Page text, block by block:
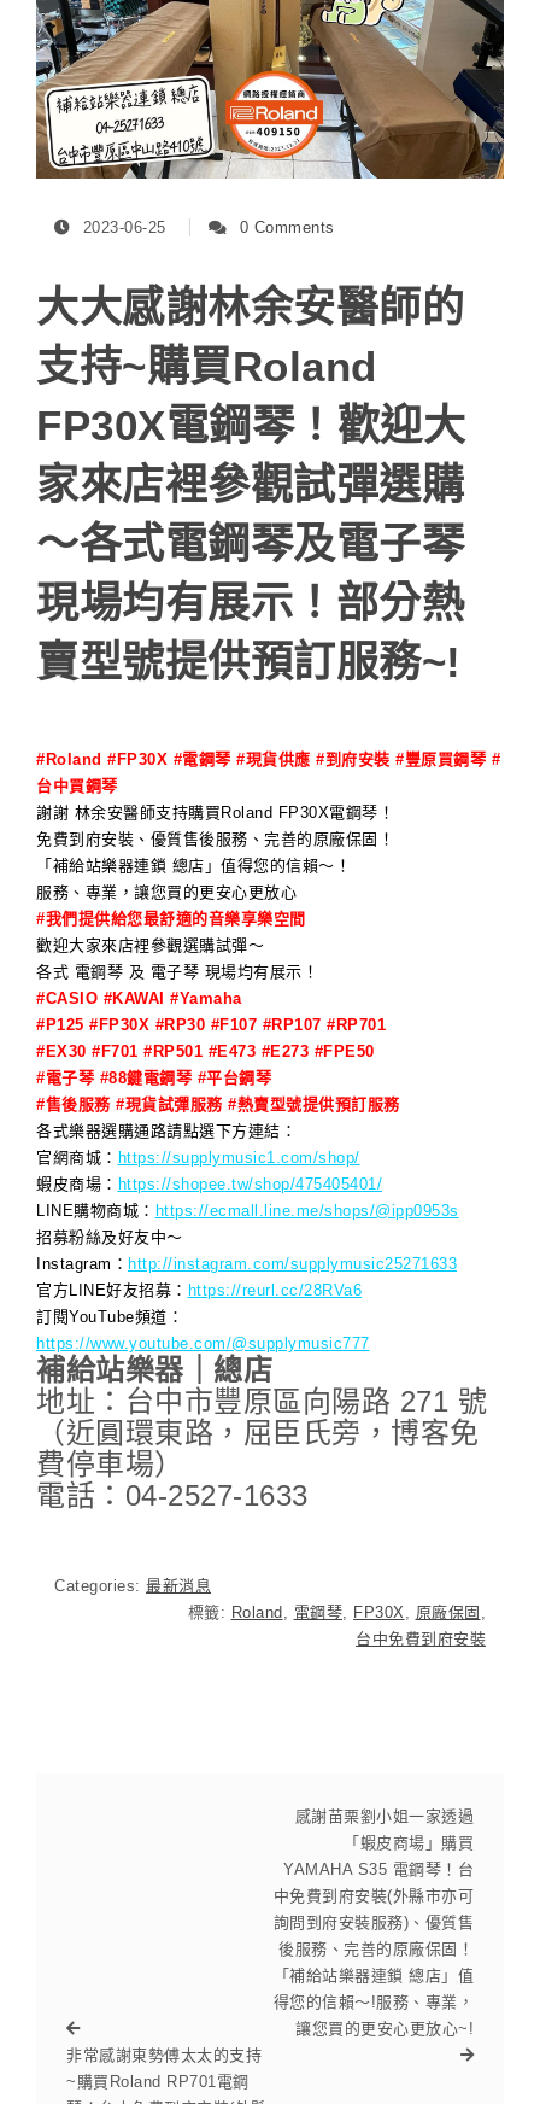
2023-06-25 0 Comments
大大感謝林余安醫師的
支持~購買Roland
FP30X電鋼琴！歡迎大
家來店裡參觀試彈選購
～各式電鋼琴及電子琴
現場均有展示！部分熱
賣型號提供預訂服務~!
#Roland #FP30X #電鋼琴 #現貨供應 #到府安裝 #豐原買鋼琴 #
台中買鋼琴
謝謝 林余安醫師支持購買Roland FP30X電鋼琴！
免費到府安裝、優質售後服務、完善的原廠保固！
「補給站樂器連鎖 總店」值得您的信賴～！
服務、專業，讓您買的更安心更放心
#我們提供給您最舒適的音樂享樂空間
歡迎大家來店裡參觀選購試彈～
各式 電鋼琴 及 電子琴 現場均有展示！
#CASIO #KAWAI #Yamaha
#P125 #FP30X #RP30 #F107 #RP107 #RP701
#EX30 #F701 #RP501 #E473 #E273 #FPE50
#電子琴 #88鍵電鋼琴 #平台鋼琴
#售後服務 #現貨試彈服務 #熱賣型號提供預訂服務
各式樂器選購通路請點選下方連結：
官網商城： https://supplymusic1.com/shop/
蝦皮商場： https://shopee.tw/shop/475405401/
LINE購物商城： https://ecmall.line.me/shops/@ipp0953s
招募粉絲及好友中～
Instagram： http://instagram.com/supplymusic25271633
官方LINE好友招募： https://reurl.cc/28RVa6
訂閱YouTube頻道：
https://www.youtube.com/@supplymusic777
補給站樂器｜總店
地址：台中市豐原區向陽路 271 號
（近圓環東路，屈臣氏旁，博客免
費停車場）
電話：04-2527-1633
Categories: 最新消息
標籤: Roland , 電鋼琴, FP30X , 原廠保固 ,
台中免費到府安裝
非常感謝東勢傅太太的支持
~購買Roland RP701電鋼
感謝苗栗劉小姐一家透過
「蝦皮商場」購買
YAMAHA S35 電鋼琴！台
中免費到府安裝(外縣市亦可
詢問到府安裝服務)、優質售
後服務、完善的原廠保固！
「補給站樂器連鎖 總店」值
得您的信賴～!服務、專業，
讓您買的更安心更放心~!